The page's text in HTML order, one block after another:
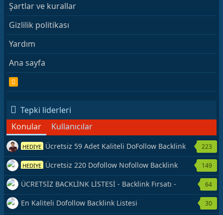
Şartlar ve kurallar
Gizlilik politikası
Yardım
Ana sayfa
S
Tepki liderleri
Konular
Kullanıcılar
HEDİYE Ücretsiz 59 Adet Kaliteli DoFollow Backlink
Kaynağı Veriyorum.
223
HEDİYE Ücretsiz 220 Dofollow Nofollow Backlink
Veriyorum
149
ÜCRETSİZ BACKLİNK LİSTESİ - Backlink Fırsatı -
Hemen Yetiş!
64
En Kaliteli Dofollow Backlink Listesi 30